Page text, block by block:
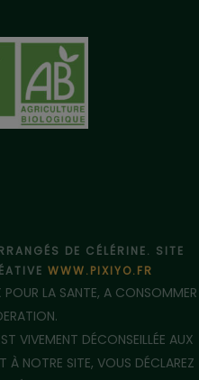
DE CÉLÉRINE. SITE
WWW.PIXIYO.FR
LA SANTE, A CONSOMMER
VIVEMENT DÉCONSEILLÉE AUX
À NOTRE SITE, VOUS DÉCLAREZ